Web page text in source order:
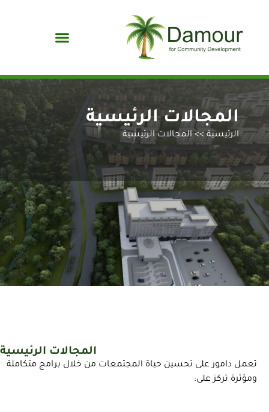
المجالات الرئيسية
الرئيسية>>المجالات الرئيسية
المجالات الرئيسية
تعمل دامور على تحسين حياة المجتمعات من خلال برامج متكاملة
ومؤثرة تركز على: